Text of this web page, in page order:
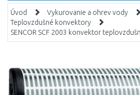
Úvod Vykurovanie a ohrev vody
Teplovzdušné konvektory
SENCOR SCF 2003 konvektor